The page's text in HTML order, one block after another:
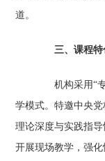
道。
三、课程
机构采用“专
学模式。特邀中央
理论深度与实践指
开展现场教学，强